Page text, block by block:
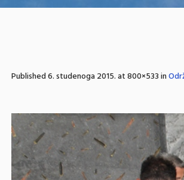
Published6. studenoga 2015.at 800×533 in